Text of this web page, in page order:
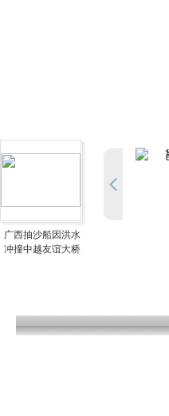
广西抽沙船因洪水
冲撞中越友谊大桥